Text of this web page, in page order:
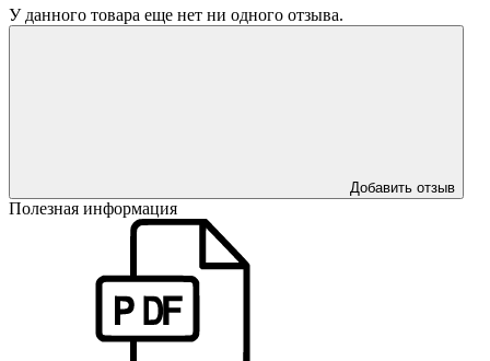
У данного товара еще нет ни одного отзыва.
Добавить отзыв
Полезная информация